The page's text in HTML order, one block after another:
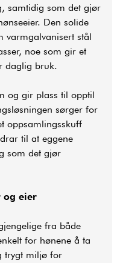
samtidig som det gjør
Den solide
varmgalvanisert stål
noe som gir et
daglig bruk.
og gir plass til opptil
sørger for
oppsamlingsskuff
til at eggene
som det gjør
og eier
fra både
for hønene å ta
trygt miljø for